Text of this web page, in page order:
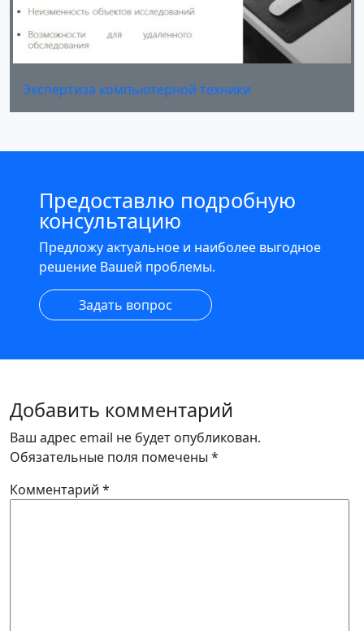
Экспертиза компьютерной техники
Предоставлю подробную
консультацию
Предложу актуальное и наиболее выгодное
решение Вашей проблемы.
Задать вопрос
Добавить комментарий
Ваш адрес email не будет опубликован.
Обязательные поля помечены *
Комментарий *